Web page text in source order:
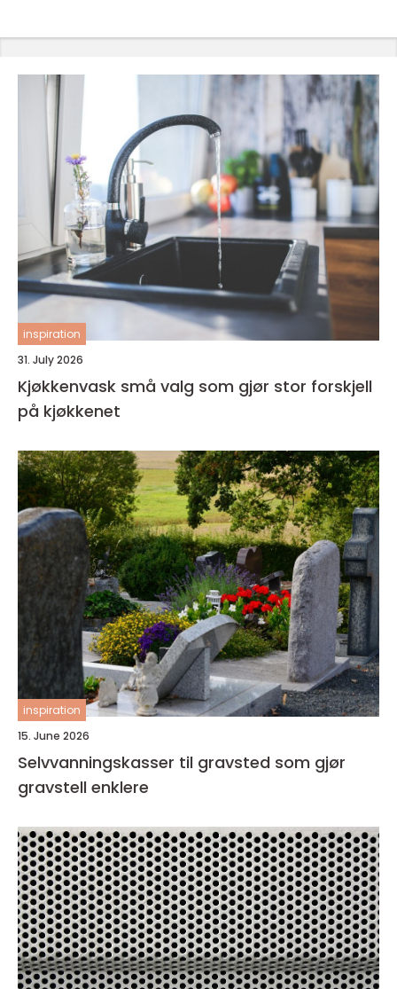
inspiration
31. July 2026
Kjøkkenvask små valg som gjør stor forskjell
på kjøkkenet
inspiration
15. June 2026
Selvvanningskasser til gravsted som gjør
gravstell enklere